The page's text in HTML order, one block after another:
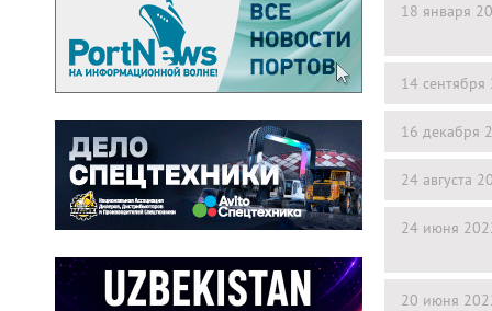
18 января
14 сентября
16 декабря
24 августа
24 июня
20 июня